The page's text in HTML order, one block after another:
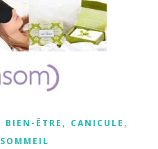
BIEN-ÊTRE , CANICULE ,
SOMMEIL